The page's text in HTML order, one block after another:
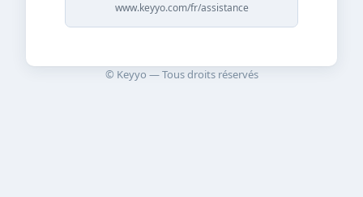
www.keyyo.com/fr/assistance
© Keyyo — Tous droits réservés